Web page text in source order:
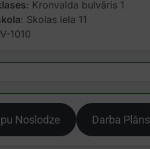
: Kronvalda bulvāris 1
: Skolas iela 11
1010
Noslodze Darba Plāns